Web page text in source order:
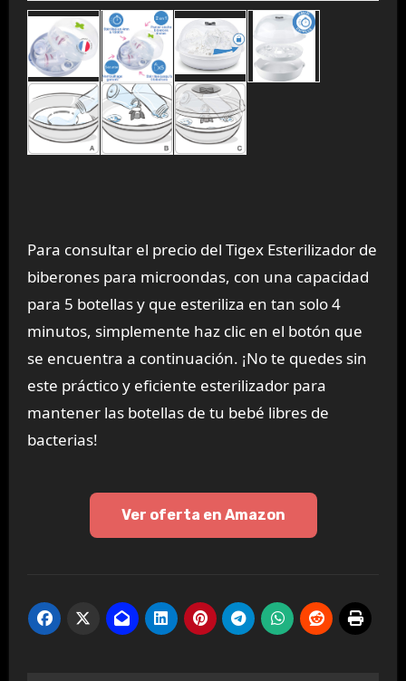
Para consultar el precio del Tigex Esterilizador de
biberones para microondas, con una capacidad
para 5 botellas y que esteriliza en tan solo 4
minutos, simplemente haz clic en el botón que
se encuentra a continuación. ¡No te quedes sin
este práctico y eficiente esterilizador para
mantener las botellas de tu bebé libres de
bacterias!
Ver oferta en Amazon